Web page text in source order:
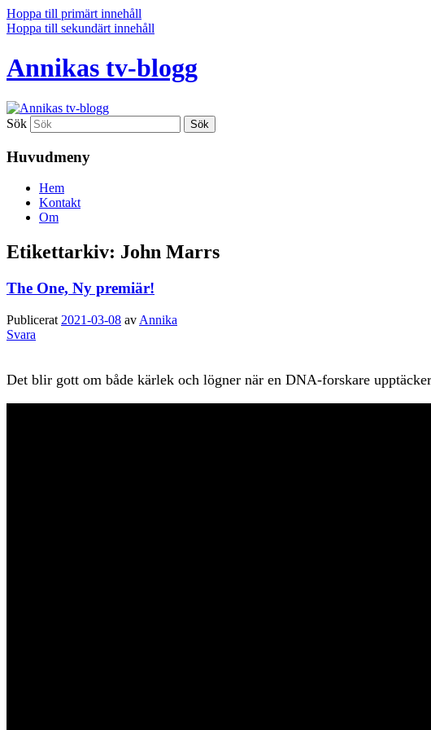
Hoppa till primärt innehåll
Hoppa till sekundärt innehåll
Annikas tv-blogg
Sök
Huvudmeny
Hem
Kontakt
Om
Etikettarkiv: John Marrs
The One, Ny premiär!
Publicerat 2021-03-08 av Annika
Svara
Det blir gott om både kärlek och lögner när en DNA-forskare